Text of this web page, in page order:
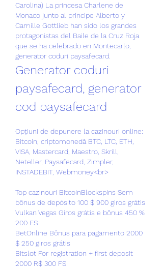
Carolina) La princesa Charlene de
Monaco junto al principe Alberto y
Camille Gottlieb han sido los grandes
protagonistas del Baile de la Cruz Roja
que se ha celebrado en Montecarlo,
generator coduri paysafecard.
Generator coduri
paysafecard, generator
cod paysafecard
Opțiuni de depunere la cazinouri online:
Bitcoin, criptomonedă BTC, LTC, ETH,
VISA, Mastercard, Maestro, Skrill,
Neteller, Paysafecard, Zimpler,
INSTADEBIT, Webmoney<br>
Top cazinouri BitcoinBlockspins Sem
bônus de depósito 100 $ 900 giros grátis
Vulkan Vegas Giros grátis e bônus 450 %
200 FS
BetOnline Bônus para pagamento 2000
$ 250 giros grátis
Bitslot For registration + first deposit
2000 R$ 300 FS